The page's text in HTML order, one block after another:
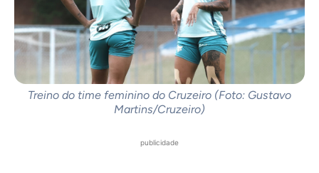
Treino do time feminino do Cruzeiro (Foto: Gustavo
Martins/Cruzeiro)
publicidade